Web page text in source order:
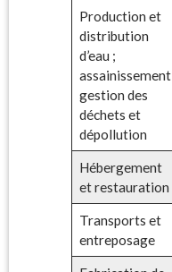
Production et
distribution
d’eau ;
assainissement,
gestion des
déchets et
dépollution
Hébergement
et restauration
Transports et
entreposage